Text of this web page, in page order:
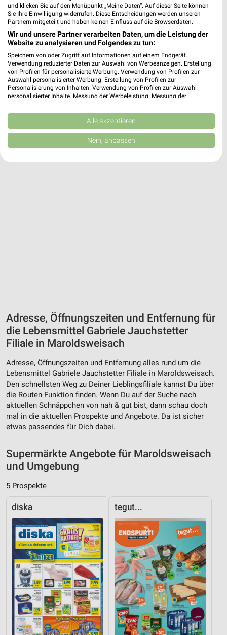
Heute geschlossen
14,56 km • Angebote: 1 Prospekt
Landmetzgerei Römhild eG
Römhilder Steinweg 30
98630 Römhild
Heute geschlossen
Adresse, Öffnungszeiten und Entfernung für
die Lebensmittel Gabriele Jauchstetter
Filiale in Maroldsweisach
Adresse, Öffnungszeiten und Entfernung alles rund um die
Lebensmittel Gabriele Jauchstetter Filiale in Maroldsweisach.
Den schnellsten Weg zu Deiner Lieblingsfiliale kannst Du über
die Routen-Funktion finden. Wenn Du auf der Suche nach
aktuellen Schnäppchen von nah & gut bist, dann schau doch
mal in die aktuellen Prospekte und Angebote. Da ist sicher
etwas passendes für Dich dabei.
Supermärkte Angebote für Maroldsweisach
und Umgebung
5 Prospekte
diska tegut...
und klicken Sie auf den Menüpunkt „Meine Daten“. Auf dieser Seite können
Sie Ihre Einwilligung widerrufen. Diese Entscheidungen werden unseren
Partnern mitgeteilt und haben keinen Einfluss auf die Browserdaten.
Wir und unsere Partner verarbeiten Daten, um die Leistung der
Website zu analysieren und Folgendes zu tun:
Speichern von oder Zugriff auf Informationen auf einem Endgerät.
Verwendung reduzierter Daten zur Auswahl von Werbeanzeigen. Erstellung
von Profilen für personalisierte Werbung. Verwendung von Profilen zur
Auswahl personalisierter Werbung. Erstellung von Profilen zur
Personalisierung von Inhalten. Verwendung von Profilen zur Auswahl
personalisierter Inhalte. Messung der Werbeleistung. Messung der
Kombinationen von Daten aus verschiedenen Quellen. Entwicklung und
Verbesserung der Angebote. Verwendung reduzierter Daten zur Auswahl
von Inhalten.
Daten können außerhalb der Europäischen Union weitergegeben und in die
USA gesendet werden.
Website/App.
personalisierter Werbung
Erstellung von Profilen zur Personalisierung
von Inhalten
Verwendung von Profilen zur Auswahl
personalisierter Inhalte
Messung der Werbeleistung
Messung der Performance von Inhalten
Quellen
Entwicklung und Verbesserung der Angebote
Inhalten
IAB-Besonderheiten:
Verwendung genauer Standortdaten
Geräte anhand von aktiv angeforderten
Informationen identifizieren
Nicht-IAB-Verarbeitungszwecke:
Notwendig
Performance
Alle akzeptieren
Nein, anpassen